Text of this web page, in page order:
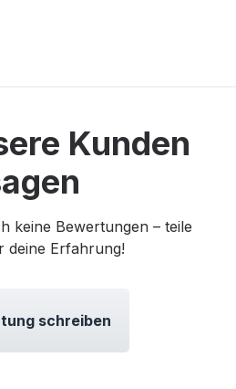
Kunden
keine Bewertungen – teile
deine Erfahrung!
schreiben